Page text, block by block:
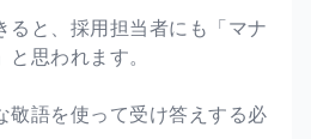
ると、採用担当者にも「マナ
思われます。
敬語を使って受け答えする必